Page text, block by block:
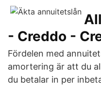
- Creddo -
Fördelen med
amortering är att du
du betalar in per